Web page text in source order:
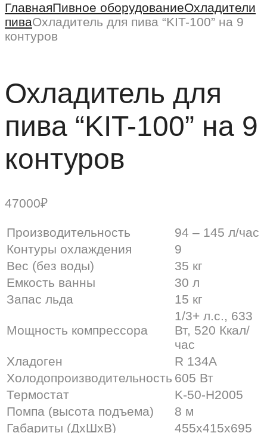
ГлавнаяПивное оборудованиеОхладители
пиваОхладитель для пива “KIT-100” на 9
контуров
Охладитель для
пива “KIT-100” на 9
контуров
47000₽
Производительность
94 – 145 л/час
Контуры охлаждения
9
Вес (без воды)
35 кг
Емкость ванны
30 л
Запас льда
15 кг
Мощность компрессора
1/3+ л.с., 633
Вт, 520 Ккал/
час
Хладоген
R 134А
Холодопроизводительность 605 Вт
Термостат
K-50-H2005
Помпа (высота подъема)
8 м
Габариты (ДхШхВ)
455х415х695